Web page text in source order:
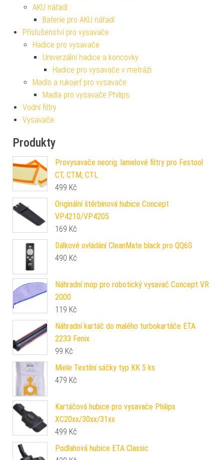
AKU nářadí
Baterie pro AKU nářadí
Příslušenství pro vysavače
Hadice pro vysavače
Univerzální hadice a koncovky
Hadice pro vysavače v metráži
Madlo a rukojeť pro vysavače
Madla pro vysavače Philips
Vodní filtry
Vysavače
Produkty
Provysavače neorig. lamelové filtry pro Festool
CT, CTM, CTL
499 Kč
Originální štěrbinová hubice Concept
VP4210/VP4205
169 Kč
Dálkové ovládání CleanMate black pro QQ6S
490 Kč
Náhradní mop pro robotický vysavač Concept VR
2000
119 Kč
Náhradní kartáč do malého turbokartáče ETA
2233 Fenix
99 Kč
Miele Textilní sáčky typ KK 5 ks
479 Kč
Kartáčová hubice pro vysavače Philips
XC20xx/30xx/31xx
499 Kč
Podlahová hubice ETA Classic